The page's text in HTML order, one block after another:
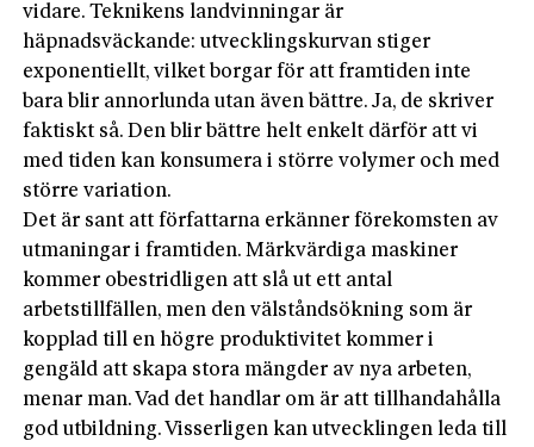
vidare. Teknikens landvinningar är
häpnadsväckande: utvecklingskurvan stiger
exponentiellt, vilket borgar för att framtiden inte
bara blir annorlunda utan även bättre. Ja, de skriver
faktiskt så. Den blir bättre helt enkelt därför att vi
med tiden kan konsumera i större volymer och med
större variation.
Det är sant att författarna erkänner förekomsten av
utmaningar i framtiden. Märkvärdiga maskiner
kommer obestridligen att slå ut ett antal
arbetstillfällen, men den välståndsökning som är
kopplad till en högre produktivitet kommer i
gengäld att skapa stora mängder av nya arbeten,
menar man. Vad det handlar om är att tillhandahålla
god utbildning. Visserligen kan utvecklingen leda till